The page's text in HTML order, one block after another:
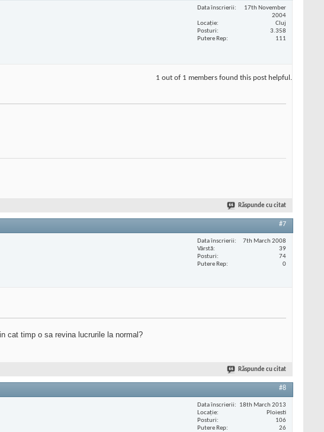
Data înscrierii
17th November
2004
Locaţie
Cluj
Posturi
3.358
Putere Rep
111
1 out of 1 members found this post helpful.
Răspunde cu citat
#7
Data înscrierii
7th March 2008
Vârstă
39
Posturi
74
Putere Rep
0
cat timp o sa revina lucrurile la normal?
Răspunde cu citat
#8
Data înscrierii
18th March 2013
Locaţie
Ploiesti
Posturi
106
Putere Rep
26